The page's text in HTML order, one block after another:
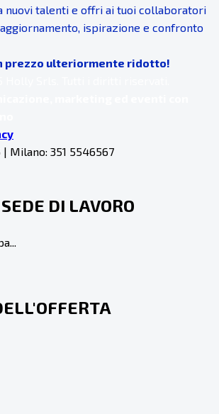
nuovi talenti e offri ai tuoi collaboratori
ispirazione e confronto
prezzo ulteriormente ridotto!
| Milano: 351 5546567
DI LAVORO